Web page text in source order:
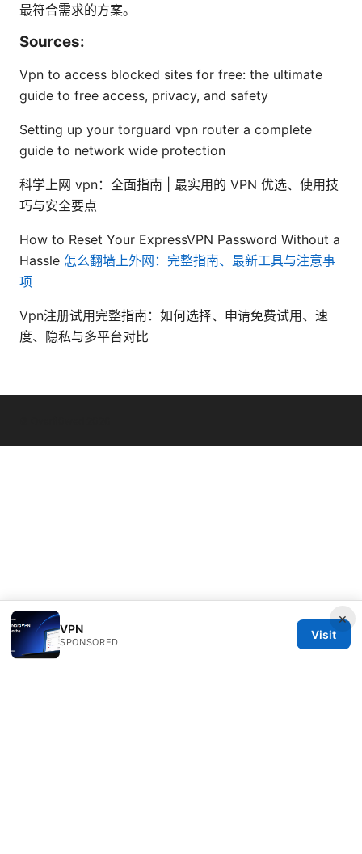
最符合需求的方案。
Sources:
Vpn to access blocked sites for free: the ultimate
guide to free access, privacy, and safety
Setting up your torguard vpn router a complete
guide to network wide protection
科学上网 vpn：全面指南 | 最实用的 VPN 优选、使用技
巧与安全要点
How to Reset Your ExpressVPN Password Without a
Hassle 怎么翻墙上外网：完整指南、最新工具与注意事
项
Vpn注册试用完整指南：如何选择、申请免费试用、速
度、隐私与多平台对比
×
VPN
SPONSORED
Visit